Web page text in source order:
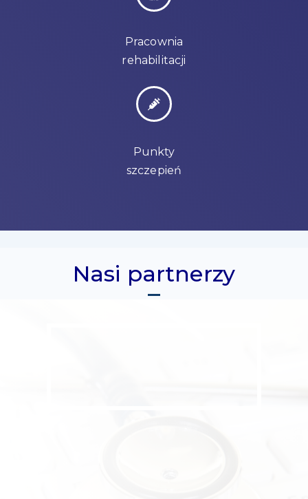
Pracownia
rehabilitacji
Punkty
szczepień
Nasi partnerzy